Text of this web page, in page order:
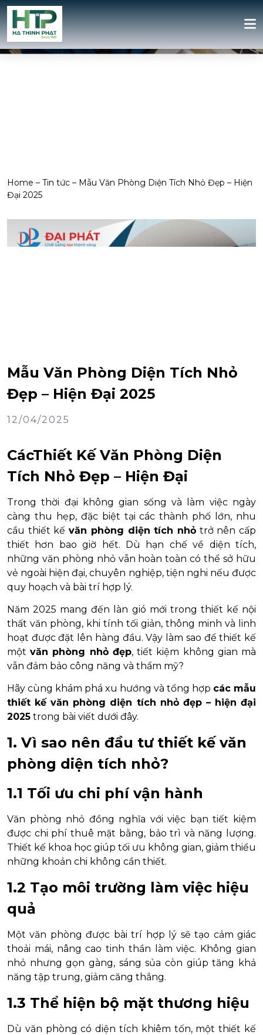
Home – Tin tức – Mẫu Văn Phòng Diện Tích Nhỏ Đẹp – Hiện
Đại 2025
Mẫu Văn Phòng Diện Tích Nhỏ
Đẹp – Hiện Đại 2025
12/04/2025
CácThiết Kế Văn Phòng Diện
Tích Nhỏ Đẹp – Hiện Đại
Trong thời đại không gian sống và làm việc ngày
càng thu hẹp, đặc biệt tại các thành phố lớn, nhu
cầu thiết kếvăn phòng diện tích nhỏtrở nên cấp
thiết hơn bao giờ hết. Dù hạn chế về diện tích,
những văn phòng nhỏ vẫn hoàn toàn có thể sở hữu
vẻ ngoài hiện đại, chuyên nghiệp, tiện nghi nếu được
quy hoạch và bài trí hợp lý.
Năm 2025 mang đến làn gió mới trong thiết kế nội
thất văn phòng, khi tính tối giản, thông minh và linh
hoạt được đặt lên hàng đầu. Vậy làm sao để thiết kế
mộtvăn phòng nhỏ đẹp, tiết kiệm không gian mà
vẫn đảm bảo công năng và thẩm mỹ?
Hãy cùng khám phá xu hướng và tổng hợp các mẫu
thiết kế văn phòng diện tích nhỏ đẹp – hiện đại
2025 trong bài viết dưới đây.
1. Vì sao nên đầu tư thiết kế văn
phòng diện tích nhỏ?
1.1 Tối ưu chi phí vận hành
Văn phòng nhỏ đồng nghĩa với việc bạn tiết kiệm
được chi phí thuê mặt bằng, bảo trì và năng lượng.
Thiết kế khoa học giúp tối ưu không gian, giảm thiểu
những khoản chi không cần thiết.
1.2 Tạo môi trường làm việc hiệu
quả
Một văn phòng được bài trí hợp lý sẽ tạo cảm giác
thoải mái, nâng cao tinh thần làm việc. Không gian
nhỏ nhưng gọn gàng, sáng sủa còn giúp tăng khả
năng tập trung, giảm căng thẳng.
1.3 Thể hiện bộ mặt thương hiệu
Dù văn phòng có diện tích khiêm tốn, một thiết kế